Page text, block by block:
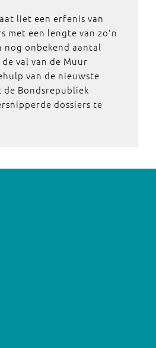
liet een erfenis van
met een lengte van zo'n
nog onbekend aantal
val van de Muur
van de nieuwste
Bondsrepubliek
dossiers te